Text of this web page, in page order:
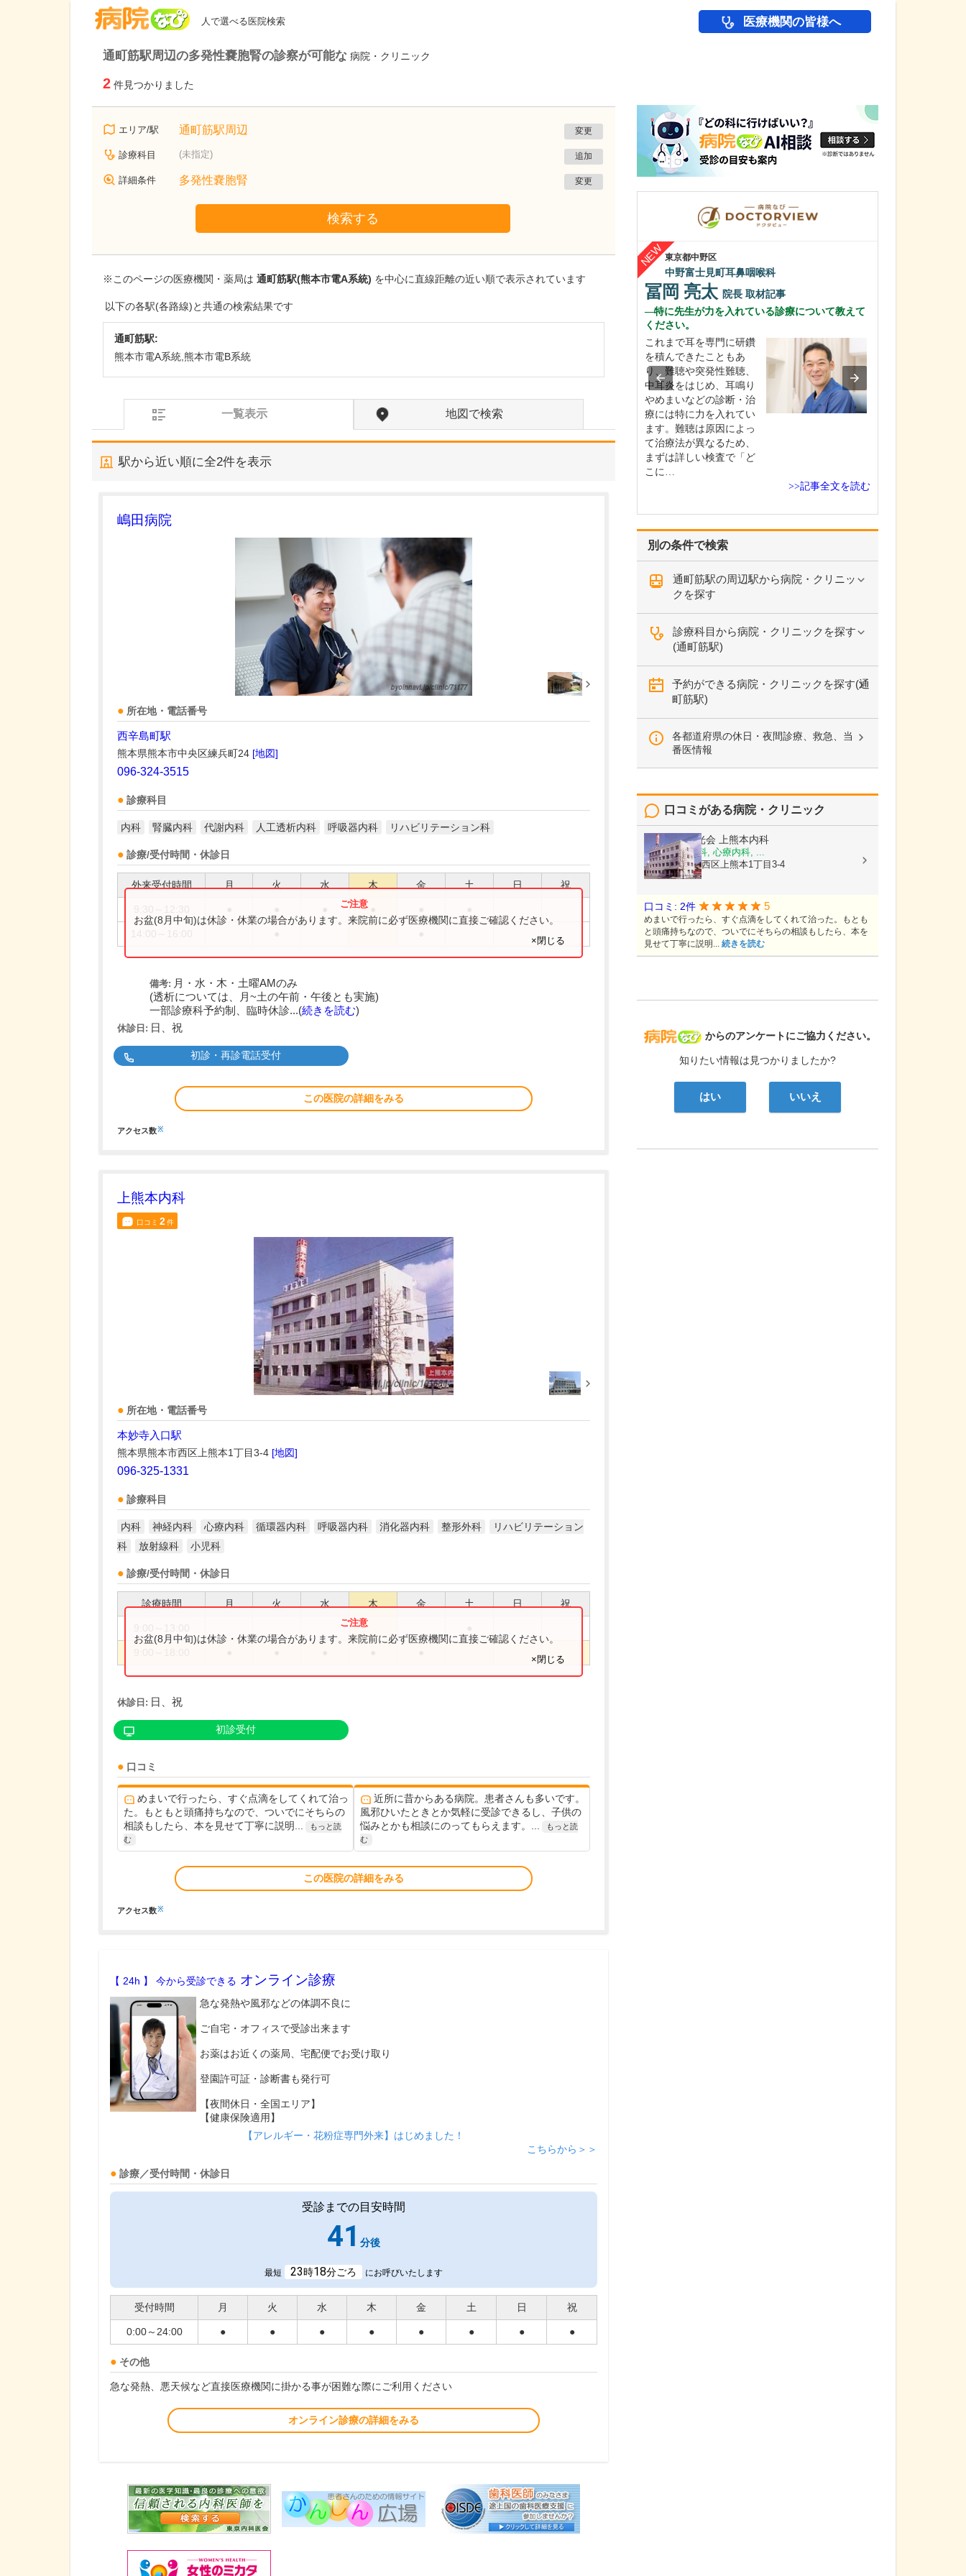
人で選べる医院検索 医療機関の皆様へ
通町筋駅周辺の多発性嚢胞腎の診察が可能な 病院・クリニック
2 件見つかりました
エリア/駅 通町筋駅周辺 変更
診療科目 (未指定) 追加
詳細条件 多発性嚢胞腎 変更
検索する
※このページの医療機関・薬局は 通町筋駅(熊本市電A系統) を中心に直線距離の近い順で表示されています
以下の各駅(各路線)と共通の検索結果です
通町筋駅:
熊本市電A系統,熊本市電B系統
一覧表示 地図で検索
駅から近い順に全2件を表示
嶋田病院
所在地・電話番号
西辛島町駅
熊本県熊本市中央区練兵町24 [地図]
096-324-3515
診療科目
内科 腎臓内科 代謝内科 人工透析内科 呼吸器内科 リハビリテーション科
診療/受付時間・休診日
外来受付時間 月 火 水 木 金 土 日 祝
お盆(8月中旬)は休診・休業の場合があります。来院前に必ず医療機関に直接ご確認ください。
×閉じる
備考: 月・水・木・土曜AMのみ
(透析については、月~土の午前・午後とも実施)
一部診療科予約制、臨時休診...(続きを読む)
休診日: 日、祝
初診・再診電話受付
この医院の詳細をみる
アクセス数※
上熊本内科
口コミ 2件
所在地・電話番号
本妙寺入口駅
熊本県熊本市西区上熊本1丁目3-4 [地図]
096-325-1331
診療科目
内科 神経内科 心療内科 循環器内科 呼吸器内科 消化器内科 整形外科
リハビリテーション
科
放射線科 小児科
診療/受付時間・休診日
診療時間 月 火 水 木 金 土 日 祝
お盆(8月中旬)は休診・休業の場合があります。来院前に必ず医療機関に直接ご確認ください。
×閉じる
休診日: 日、祝
初診受付
口コミ
めまいで行ったら、すぐ点滴をしてくれて治っ
た。もともと頭痛持ちなので、ついでにそちらの
相談もしたら、本を見せて丁寧に説明...
もっと読
む
近所に昔からある病院。患者さんも多いです。
風邪ひいたときとか気軽に受診できるし、子供の
悩みとかも相談にのってもらえます。...
もっと読
む
この医院の詳細をみる
アクセス数※
【 24h 】 今から受診できる オンライン診療
急な発熱や風邪などの体調不良に
ご自宅・オフィスで受診出来ます
お薬はお近くの薬局、宅配便でお受け取り
登園許可証・診断書も発行可
【夜間休日・全国エリア】
【健康保険適用】
【アレルギー・花粉症専門外来】はじめました！
こちらから＞＞
診療／受付時間・休診日
受診までの目安時間
41 分後
最短 23時18分ごろ にお呼びいたします
受付時間 月 火 水 木 金 土 日 祝
0:00～24:00 ● ● ● ● ● ● ● ●
その他
急な発熱、悪天候など直接医療機関に掛かる事が困難な際にご利用ください
オンライン診療の詳細をみる
別の条件で検索
通町筋駅の周辺駅から病院・クリニッ
クを探す
診療科目から病院・クリニックを探す
(通町筋駅)
予約ができる病院・クリニックを探す(通
町筋駅)
各都道府県の休日・夜間診療、救急、当
番医情報
病院なび
からのアンケートにご協力ください。
知りたい情報は見つかりましたか?
はい いいえ
口コミがある病院・クリニック
医療法人陽光会 上熊本内科
内科, 神経内科, 心療内科, ...
熊本県熊本市西区上熊本1丁目3-4
口コミ: 2件 5
めまいで行ったら、すぐ点滴をしてくれて治った。もとも
と頭痛持ちなので、ついでにそちらの相談もしたら、本を
見せて丁寧に説明... 続きを読む
熊本県熊本市南区
たかしお内科ハートクリニック
たのにはどのような理由があったのでしょうか?
ん。しかも、悪化と改善
を繰り返しながら病状は
だんだん悪くなっていき
ます。大学病院で後進の
東京都中野区
中野富士見町耳鼻咽喉科
冨岡 亮太 院長 取材記事
特に先生が力を入れている診療について教えて
ください。
これまで耳を専門に研鑽
を積んできたこともあ
り、難聴や突発性難聴、
中耳炎をはじめ、耳鳴り
やめまいなどの診断・治
療には特に力を入れてい
ます。難聴は原因によっ
て治療法が異なるため、
まずは詳しい検査で「ど
こに…
>>記事全文を読む